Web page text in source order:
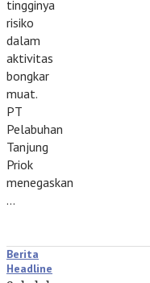
tingginya
risiko
dalam
aktivitas
bongkar
muat.
PT
Pelabuhan
Tanjung
Priok
menegaskan
…
Berita
Headline